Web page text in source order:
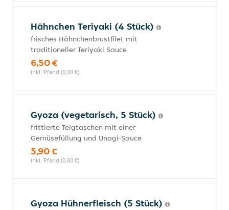
Hähnchen Teriyaki (4 Stück)
frisches Hähnchenbrustfilet mit
traditioneller Teriyaki Sauce
6,50 €
inkl. Pfand (0,00 €)
Gyoza (vegetarisch, 5 Stück)
frittierte Teigtaschen mit einer
Gemüsefüllung und Unagi-Sauce
5,90 €
inkl. Pfand (0,00 €)
Gyoza Hühnerfleisch (5 Stück)